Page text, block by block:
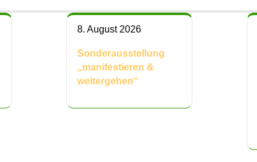
8. August 2026
Sonderausstellung
„manifestieren &
weitergehen“